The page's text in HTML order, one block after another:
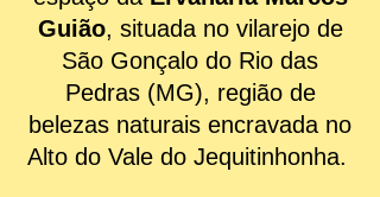
Guião, situada no vilarejo de
São Gonçalo do Rio das
Pedras (MG), região de
belezas naturais encravada no
Alto do Vale do Jequitinhonha.